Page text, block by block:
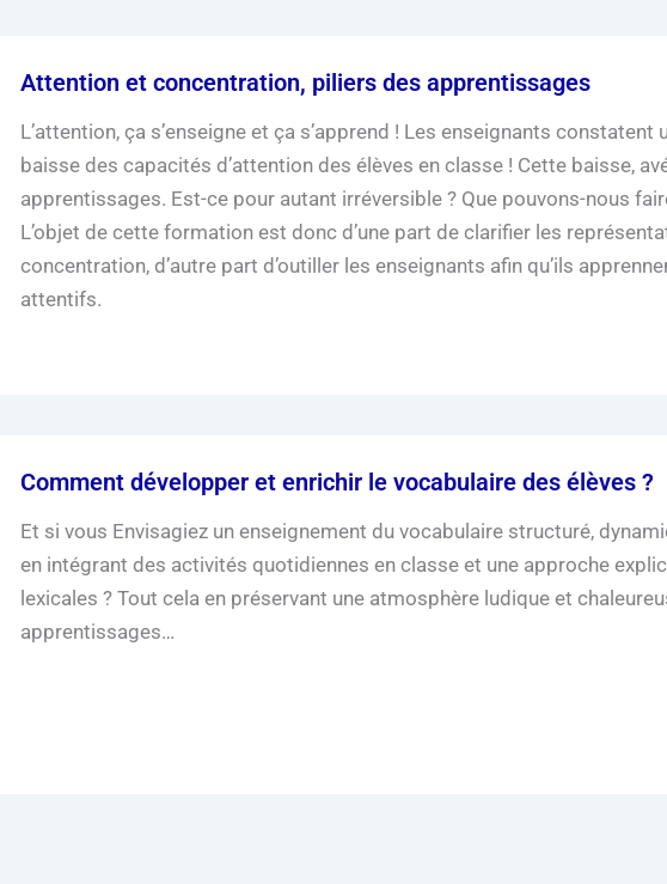
Attention et concentration, piliers des apprentissages
L’attention, ça s’enseigne et ça s’apprend ! Les enseignants
baisse des capacités d’attention des élèves en classe ! Cette baisse,
apprentissages. Est-ce pour autant irréversible ? Que pouvons-nous
L’objet de cette formation est donc d’une part de clarifier les
concentration, d’autre part d’outiller les enseignants afin qu’ils
attentifs.
Comment développer et enrichir le vocabulaire des élèves ?
Et si vous Envisagiez un enseignement du vocabulaire structuré,
en intégrant des activités quotidiennes en classe et une approche
lexicales ? Tout cela en préservant une atmosphère ludique et
apprentissages…